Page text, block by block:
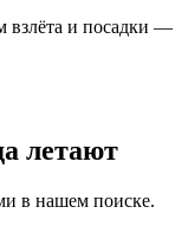
взлёта и посадки —
летают
в нашем поиске.